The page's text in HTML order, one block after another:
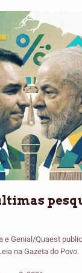
e Genial/Quaest
na Gazeta do Povo.